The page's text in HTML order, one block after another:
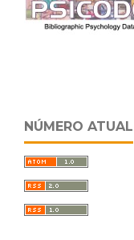
NÚMERO ATUAL